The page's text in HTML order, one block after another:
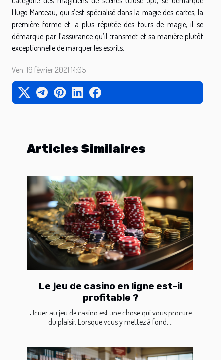
Hugo Marceau, qui s’est spécialisé dans la magie des cartes, la
première forme et la plus réputée des tours de magie, il se
démarque par l’assurance qu’il transmet et sa manière plutôt
exceptionnelle de marquer les esprits.
Ven. 19 février 2021 14:05
Articles Similaires
Le jeu de casino en ligne est-il
profitable ?
Jouer au jeu de casino est une chose qui vous procure
du plaisir. Lorsque vous y mettez à fond,...